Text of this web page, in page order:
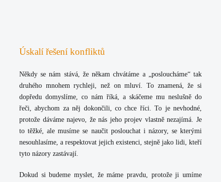
Úskalí řešení konfliktů
Někdy se nám stává, že někam chvátáme a „posloucháme“ tak
druhého mnohem rychleji, než on mluví. To znamená, že si
dopředu domyslíme, co nám říká, a skáčeme mu neslušně do
řeči, abychom za něj dokončili, co chce říci. To je nevhodné,
protože dáváme najevo, že nás jeho projev vlastně nezajímá. Je
to těžké, alemusíme se naučit poslouchat i názory, se kterými
nesouhlasíme, a respektovat jejich existenci, stejně jako lidi, kteří
tyto názory zastávají.
Dokud si budeme myslet, že máme pravdu, protože ji umíme